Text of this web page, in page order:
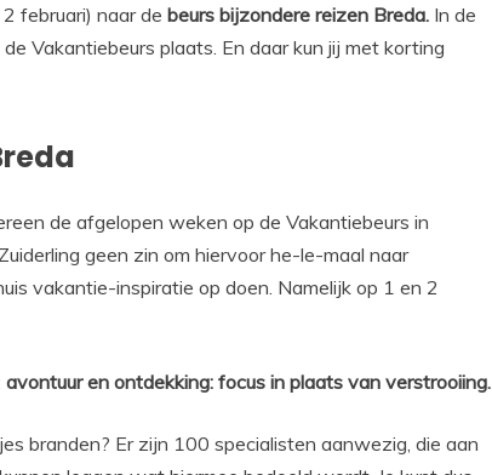
februari) naar de beurs bijzondere reizen Breda. In de
Vakantiebeurs plaats. En daar kun jij met korting
de afgelopen weken op de Vakantiebeurs in
geen zin om hiervoor he-le-maal naar
vakantie-inspiratie op doen. Namelijk op 1 en 2
avontuur en ontdekking: focus in plaats van verstrooiing.
branden? Er zijn 100 specialisten aanwezig, die aan